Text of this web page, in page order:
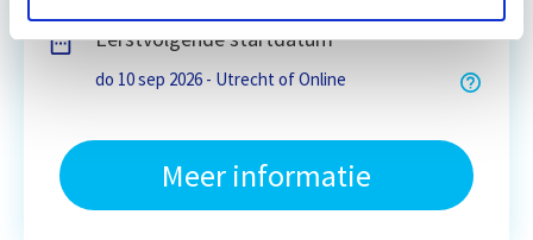
Eerstvolgende startdatum
do 10 sep 2026 - Utrecht of Online
Meer informatie